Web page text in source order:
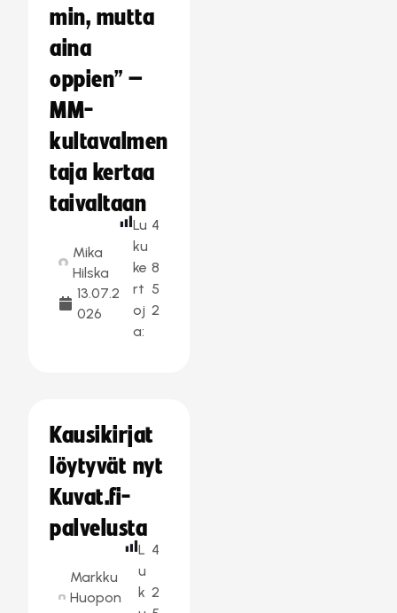
min, mutta
aina
oppien” –
MM-
kultavalmen
taja kertaa
taivaltaan
Mika
Hilska
13.07.2
026
Lu
ku
ke
rt
oj
a:
4
8
5
2
Kausikirjat
löytyvät nyt
Kuvat.fi-
palvelusta
Markku
Huopon
L
u
k
4
2